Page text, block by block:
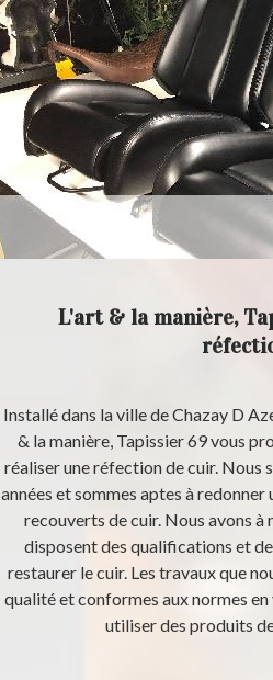
L'art & la manière,
Installé dans la ville de Chazay D
& la manière, Tapissier 69 vous
réaliser une réfection de cuir. Nous
années et sommes aptes à redonner
recouverts de cuir. Nous avons
disposent des qualifications et
restaurer le cuir. Les travaux que
qualité et conformes aux normes en
utiliser des produits